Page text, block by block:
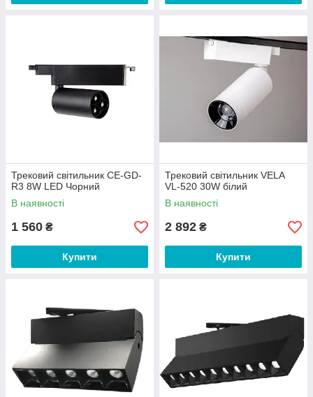
Трековий світильник CE-GD-
R3 8W LED Чорний
В наявності
1 560 ₴
Купити
Трековий світильник VELA
VL-520 30W білий
В наявності
2 892 ₴
Купити